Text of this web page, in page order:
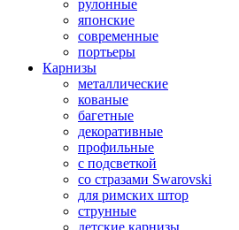
рулонные
японские
современные
портьеры
Карнизы
металлические
кованые
багетные
декоративные
профильные
с подсветкой
со стразами Swarovski
для римских штор
струнные
детские карнизы